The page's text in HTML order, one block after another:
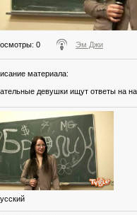
: 0 Эм Джи
материала:
девушки ищут ответы на